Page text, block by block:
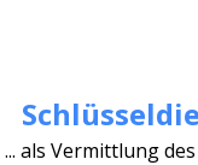
... als Vermittlung